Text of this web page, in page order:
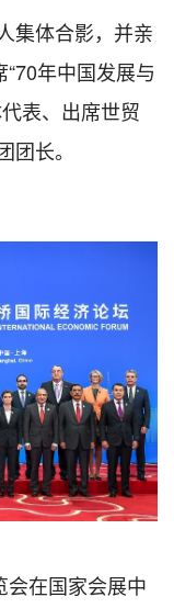
体合影，并亲
年中国发展与
表、出席世贸
长。
会在国家会展中